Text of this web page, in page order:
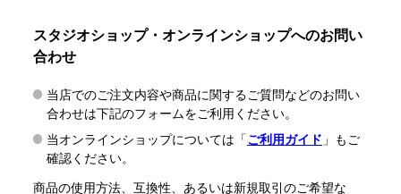
スタジオショップ・オンラインショップへのお問い
合わせ
当店でのご注文内容や商品に関するご質問などのお問い
合わせは下記のフォームをご利用ください。
当オンラインショップについては「ご利用ガイド 」もご
確認ください。
商品の使用方法、互換性、あるいは新規取引のご希望な